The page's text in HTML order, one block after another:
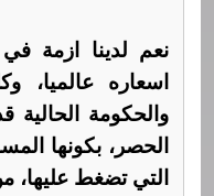
نعم لدينا ازمة
اسعاره عالميا،
والحكومة
الحصر، بكونها
التي تضغط عليها،